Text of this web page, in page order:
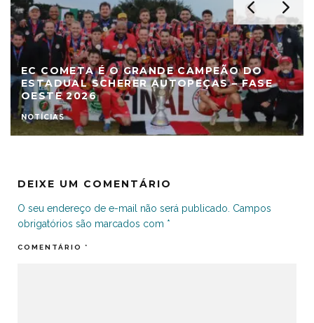
EC COMETA É O GRANDE CAMPEÃO DO
ESTADUAL SCHERER AUTOPEÇAS – FASE
OESTE 2026
NOTÍCIAS
DEIXE UM COMENTÁRIO
O seu endereço de e-mail não será publicado. Campos
obrigatórios são marcados com *
COMENTÁRIO *